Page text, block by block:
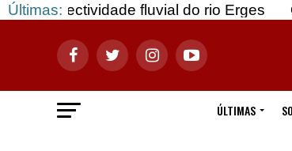
Últimas:fluvial do rio Erges Opinião:
ÚLTIMAS